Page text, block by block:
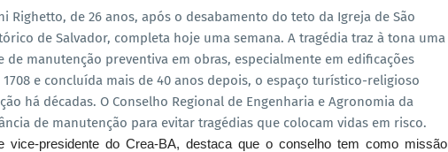
Righetto, de 26 anos, após o desabamento do teto da Igreja de São
de Salvador, completa hoje uma semana. A tragédia traz à tona uma
de manutenção preventiva em obras, especialmente em edificações
e concluída mais de 40 anos depois, o espaço turístico-religioso
há décadas. O Conselho Regional de Engenharia e Agronomia da
de manutenção para evitar tragédias que colocam vidas em risco.
vice-presidente do Crea-BA, destaca que o conselho tem como missão